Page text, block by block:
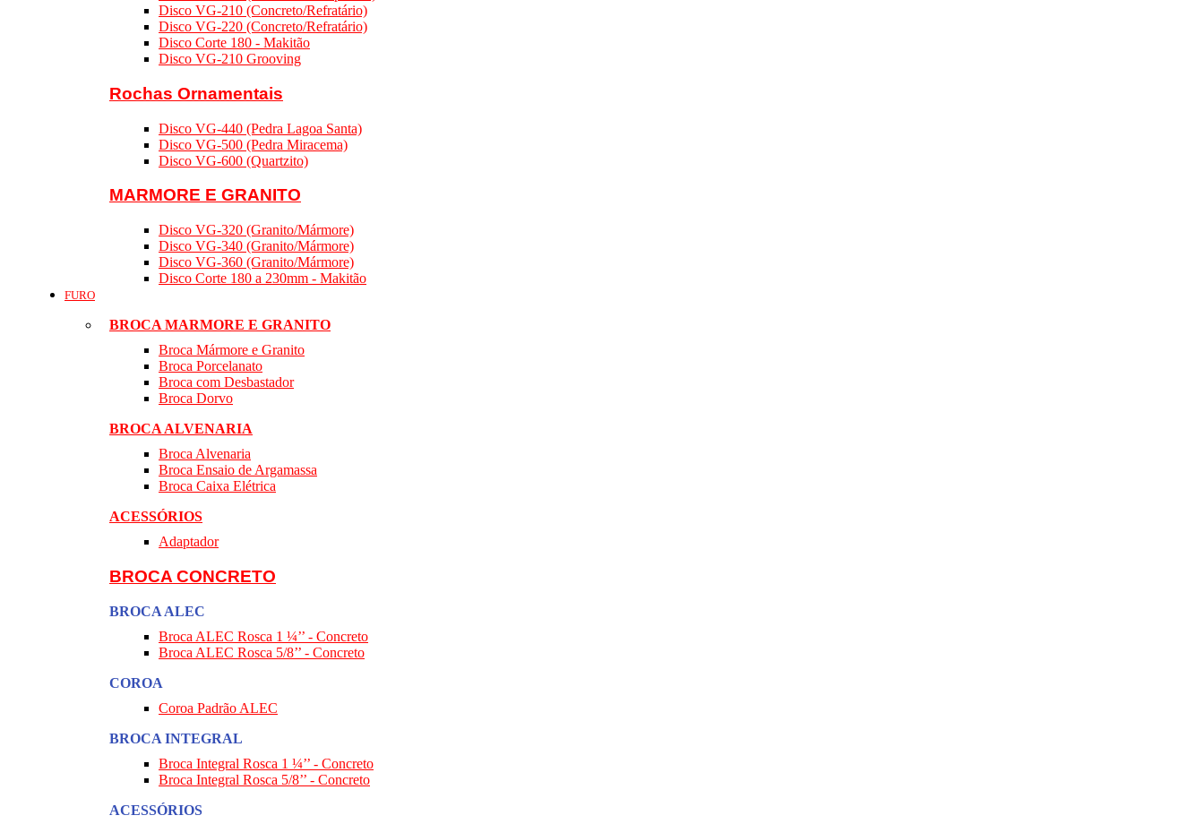
Disco VG-210 (Concreto/Refratário)
Disco VG-220 (Concreto/Refratário)
Disco Corte 180 - Makitão
Disco VG-210 Grooving
Rochas Ornamentais
Disco VG-440 (Pedra Lagoa Santa)
Disco VG-500 (Pedra Miracema)
Disco VG-600 (Quartzito)
MARMORE E GRANITO
Disco VG-320 (Granito/Mármore)
Disco VG-340 (Granito/Mármore)
Disco VG-360 (Granito/Mármore)
Disco Corte 180 a 230mm - Makitão
FURO
BROCA MARMORE E GRANITO
Broca Mármore e Granito
Broca Porcelanato
Broca com Desbastador
Broca Dorvo
BROCA ALVENARIA
Broca Alvenaria
Broca Ensaio de Argamassa
Broca Caixa Elétrica
ACESSÓRIOS
Adaptador
BROCA CONCRETO
BROCA ALEC
Broca ALEC Rosca 1 ¼’’ - Concreto
Broca ALEC Rosca 5/8’’ - Concreto
COROA
Coroa Padrão ALEC
BROCA INTEGRAL
Broca Integral Rosca 1 ¼’’ - Concreto
Broca Integral Rosca 5/8’’ - Concreto
ACESSÓRIOS